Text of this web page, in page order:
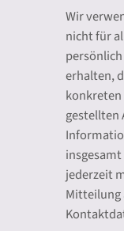
Wir
nicht für
erhalten,
gestellten
jederzeit
Mitteilung